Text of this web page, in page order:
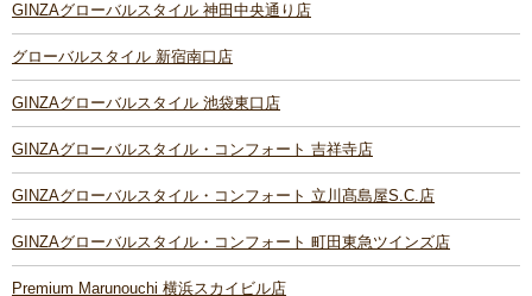
GINZAグローバルスタイル 神田中央通り店
グローバルスタイル 新宿南口店
GINZAグローバルスタイル 池袋東口店
GINZAグローバルスタイル・コンフォート 吉祥寺店
GINZAグローバルスタイル・コンフォート 立川髙島屋S.C.店
GINZAグローバルスタイル・コンフォート 町田東急ツインズ店
Premium Marunouchi 横浜スカイビル店